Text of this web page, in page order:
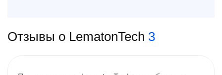
Отзывы о LematonTech 3